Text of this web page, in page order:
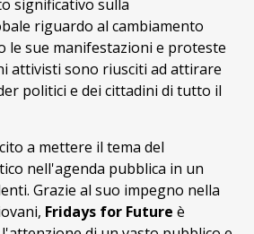
significativo sulla
riguardo al cambiamento
le sue manifestazioni e proteste
attivisti sono riusciti ad attirare
politici e dei cittadini di tutto il
a mettere il tema del
nell'agenda pubblica in un
Grazie al suo impegno nella
Fridays for Future è